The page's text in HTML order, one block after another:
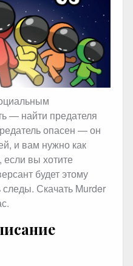
— найти предателя
опасен — он
и вам нужно как
вы хотите
будет этому
следы. Скачать Murder